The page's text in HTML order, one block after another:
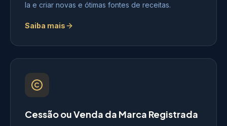
la e criar novas e ótimas fontes de receitas.
Saiba mais
Cessão ou Venda da Marca Registrada